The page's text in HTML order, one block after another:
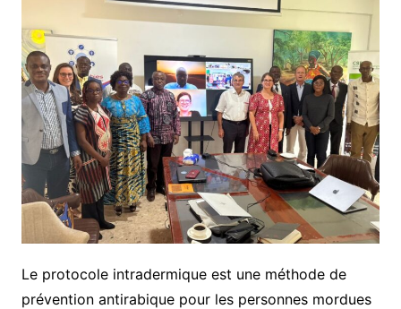
Le protocole intradermique est une méthode de
prévention antirabique pour les personnes mordues